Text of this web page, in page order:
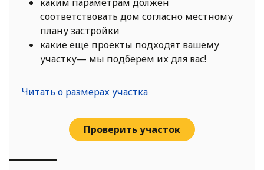
соответствовать дом согласно местному
плану застройки
какие еще проекты подходят вашему
участку— мы подберем их для вас!
Читать о размерах участка
Проверить участок